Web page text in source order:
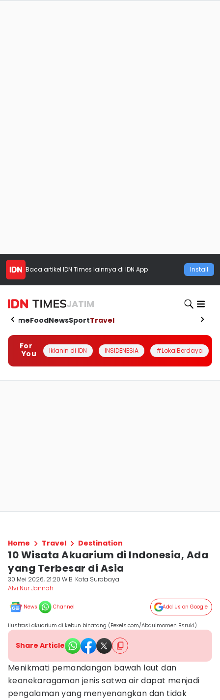
Baca artikel IDN Times lainnya di IDN App Install
JATIM
HomeFoodNewsSportTravel
For
You
Iklanin di IDN INSIDENESIA #LokalBerdaya
Home Travel Destination
10 Wisata Akuarium di Indonesia, Ada
yang Terbesar di Asia
30 Mei 2026, 21:20 WIB Kota Surabaya
Alvi Nur Jannah
News Channel Add Us on Google
ilustrasi akuarium di kebun binatang (Pexels.com/Abdulmomen Bsruki)
Share Article
Menikmati pemandangan bawah laut dan
keanekaragaman jenis satwa air dapat menjadi
pengalaman yang menyenangkan dan tidak